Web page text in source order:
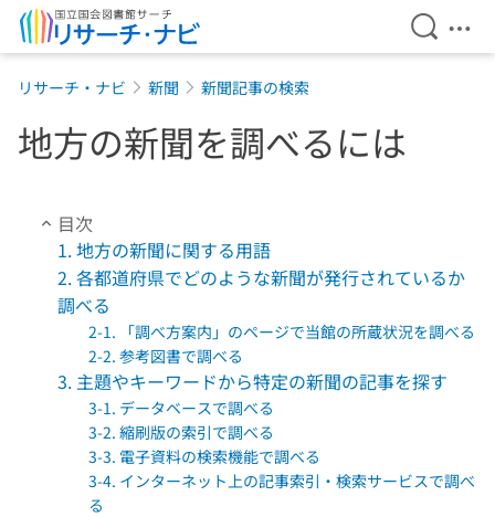
検索を
メ
リサーチ・ナビ 新聞 新聞記事の検索
地方の新聞を調べるには
目次
1. 地方の新聞に関する用語
2. 各都道府県でどのような新聞が発行されているか
調べる
2-1. 「調べ方案内」のページで当館の所蔵状況を調べる
2-2. 参考図書で調べる
3. 主題やキーワードから特定の新聞の記事を探す
3-1. データベースで調べる
3-2. 縮刷版の索引で調べる
3-3. 電子資料の検索機能で調べる
3-4. インターネット上の記事索引・検索サービスで調べ
る